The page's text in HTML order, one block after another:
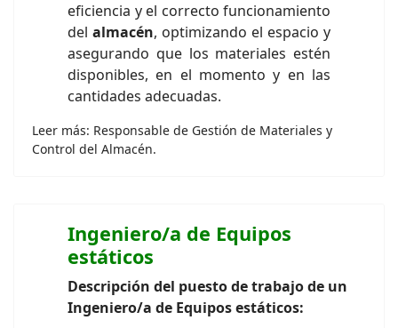
eficiencia y el correcto funcionamiento
del almacén, optimizando el espacio y
asegurando que los materiales estén
disponibles, en el momento y en las
cantidades adecuadas.
Leer más: Responsable de Gestión de Materiales y
Control del Almacén.
Ingeniero/a de Equipos
estáticos
Descripción del puesto de trabajo de un
Ingeniero/a de Equipos estáticos: